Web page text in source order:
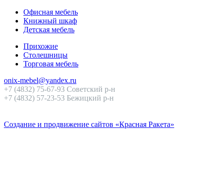
Офисная мебель
Книжный шкаф
Детская мебель
Прихожие
Столешницы
Торговая мебель
onix-mebel@yandex.ru
+7 (4832) 75-67-93 Советский р-н
+7 (4832) 57-23-53 Бежицкий р-н
Создание и продвижение сайтов «Красная Ракета»